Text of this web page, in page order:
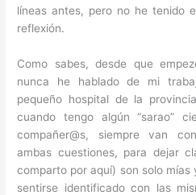
líneas antes, pero no he tenido
reflexión.
Como sabes, desde que
nunca he hablado de mi
pequeño hospital de la
cuando tengo algún “sarao”
compañer@s, siempre van
ambas cuestiones, para dejar
comparto por aquí) son solo mías
sentirse identificado con las